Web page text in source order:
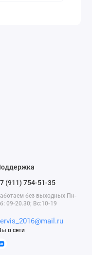
(911) 754-51-35
без выходных Пн-
09-20.30; Вс:10-19
в сети